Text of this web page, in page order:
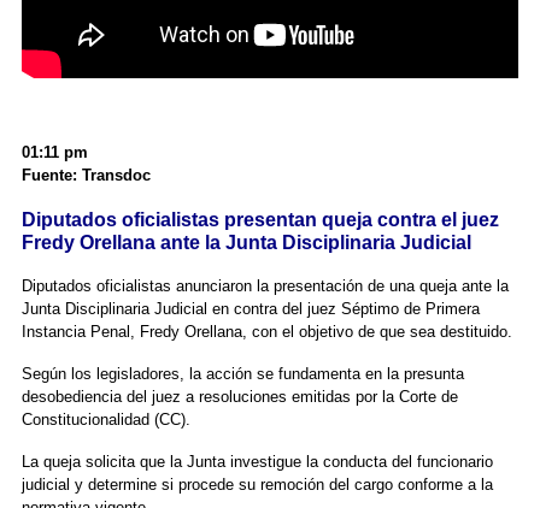
01:11 pm
Fuente: Transdoc
Diputados oficialistas presentan queja contra el juez
Fredy Orellana ante la Junta Disciplinaria Judicial
Diputados oficialistas anunciaron la presentación de una queja ante la
Junta Disciplinaria Judicial en contra del juez Séptimo de Primera
Instancia Penal, Fredy Orellana, con el objetivo de que sea destituido.
Según los legisladores, la acción se fundamenta en la presunta
desobediencia del juez a resoluciones emitidas por la Corte de
Constitucionalidad (CC).
La queja solicita que la Junta investigue la conducta del funcionario
judicial y determine si procede su remoción del cargo conforme a la